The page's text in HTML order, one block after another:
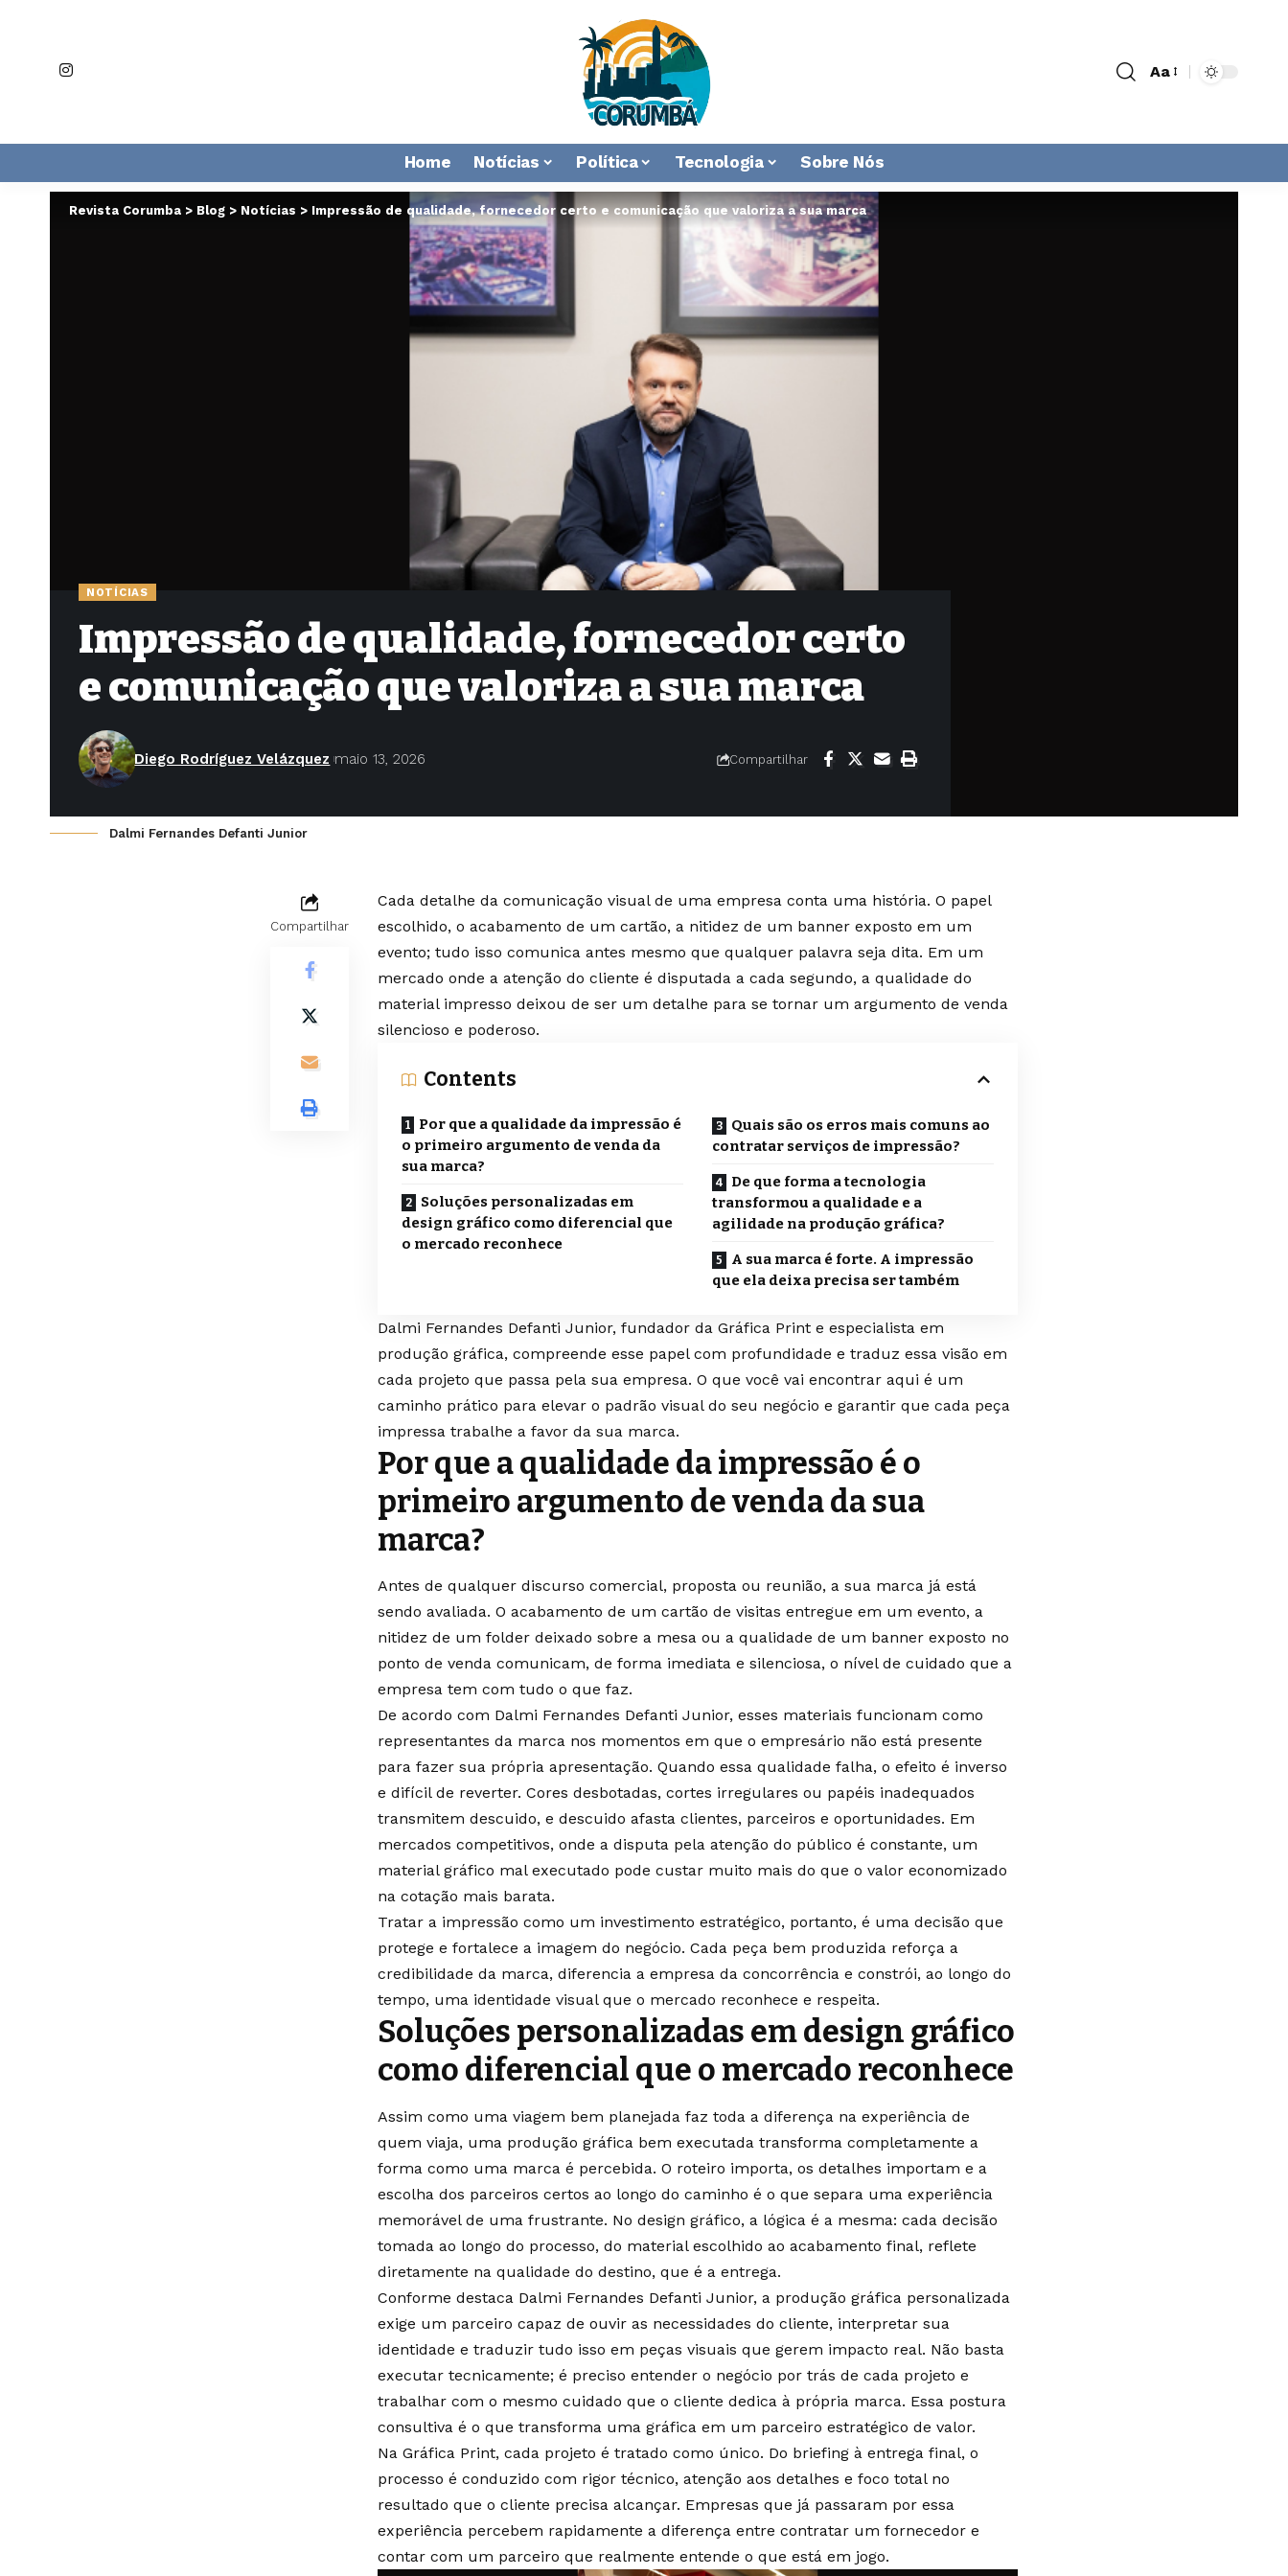
Aa
Home Notícias Política Tecnologia Sobre Nós
Revista Corumba > Blog > Notícias > Impressão de qualidade, fornecedor certo e comunicação que valoriza a sua marca
NOTÍCIAS
Impressão de qualidade, fornecedor certo
e comunicação que valoriza a sua marca
Diego Rodríguez Velázquez maio 13, 2026 Compartilhar
Dalmi Fernandes Defanti Junior
Compartilhar
Cada detalhe da comunicação visual de uma empresa conta uma história. O papel
escolhido, o acabamento de um cartão, a nitidez de um banner exposto em um
evento; tudo isso comunica antes mesmo que qualquer palavra seja dita. Em um
mercado onde a atenção do cliente é disputada a cada segundo, a qualidade do
material impresso deixou de ser um detalhe para se tornar um argumento de venda
silencioso e poderoso.
Contents
Por que a qualidade da impressão é
o primeiro argumento de venda da
sua marca?
Soluções personalizadas em
design gráfico como diferencial que
o mercado reconhece
Quais são os erros mais comuns ao
contratar serviços de impressão?
De que forma a tecnologia
transformou a qualidade e a
agilidade na produção gráfica?
A sua marca é forte. A impressão
que ela deixa precisa ser também
Dalmi Fernandes Defanti Junior, fundador da Gráfica Print e especialista em
produção gráfica, compreende esse papel com profundidade e traduz essa visão em
cada projeto que passa pela sua empresa. O que você vai encontrar aqui é um
caminho prático para elevar o padrão visual do seu negócio e garantir que cada peça
impressa trabalhe a favor da sua marca.
Por que a qualidade da impressão é o
primeiro argumento de venda da sua
marca?
Antes de qualquer discurso comercial, proposta ou reunião, a sua marca já está
sendo avaliada. O acabamento de um cartão de visitas entregue em um evento, a
nitidez de um folder deixado sobre a mesa ou a qualidade de um banner exposto no
ponto de venda comunicam, de forma imediata e silenciosa, o nível de cuidado que a
empresa tem com tudo o que faz.
De acordo com Dalmi Fernandes Defanti Junior, esses materiais funcionam como
representantes da marca nos momentos em que o empresário não está presente
para fazer sua própria apresentação. Quando essa qualidade falha, o efeito é inverso
e difícil de reverter. Cores desbotadas, cortes irregulares ou papéis inadequados
transmitem descuido, e descuido afasta clientes, parceiros e oportunidades. Em
mercados competitivos, onde a disputa pela atenção do público é constante, um
material gráfico mal executado pode custar muito mais do que o valor economizado
na cotação mais barata.
Tratar a impressão como um investimento estratégico, portanto, é uma decisão que
protege e fortalece a imagem do negócio. Cada peça bem produzida reforça a
credibilidade da marca, diferencia a empresa da concorrência e constrói, ao longo do
tempo, uma identidade visual que o mercado reconhece e respeita.
Soluções personalizadas em design gráfico
como diferencial que o mercado reconhece
Assim como uma viagem bem planejada faz toda a diferença na experiência de
quem viaja, uma produção gráfica bem executada transforma completamente a
forma como uma marca é percebida. O roteiro importa, os detalhes importam e a
escolha dos parceiros certos ao longo do caminho é o que separa uma experiência
memorável de uma frustrante. No design gráfico, a lógica é a mesma: cada decisão
tomada ao longo do processo, do material escolhido ao acabamento final, reflete
diretamente na qualidade do destino, que é a entrega.
Conforme destaca Dalmi Fernandes Defanti Junior, a produção gráfica personalizada
exige um parceiro capaz de ouvir as necessidades do cliente, interpretar sua
identidade e traduzir tudo isso em peças visuais que gerem impacto real. Não basta
executar tecnicamente; é preciso entender o negócio por trás de cada projeto e
trabalhar com o mesmo cuidado que o cliente dedica à própria marca. Essa postura
consultiva é o que transforma uma gráfica em um parceiro estratégico de valor.
Na Gráfica Print, cada projeto é tratado como único. Do briefing à entrega final, o
processo é conduzido com rigor técnico, atenção aos detalhes e foco total no
resultado que o cliente precisa alcançar. Empresas que já passaram por essa
experiência percebem rapidamente a diferença entre contratar um fornecedor e
contar com um parceiro que realmente entende o que está em jogo.